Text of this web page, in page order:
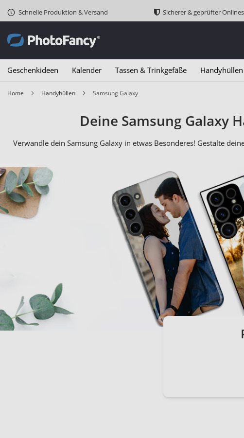
Schnelle Produktion & Versand Sicherer & geprüfter
Geschenkideen Kalender Tassen & Trinkgefäße Handyhüllen
Home Handyhüllen Samsung Galaxy
Deine Samsung Galaxy
Verwandle dein Samsung Galaxy in etwas Besonderes! Gestalte